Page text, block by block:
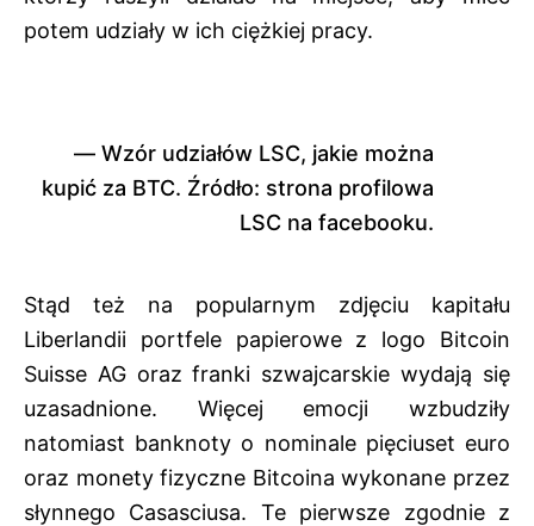
potem udziały w ich ciężkiej pracy.
Wzór udziałów LSC, jakie można
kupić za BTC. Źródło: strona profilowa
LSC na facebooku.
Stąd też na popularnym zdjęciu kapitału
Liberlandii portfele papierowe z logo Bitcoin
Suisse AG oraz franki szwajcarskie wydają się
uzasadnione. Więcej emocji wzbudziły
natomiast banknoty o nominale pięciuset euro
oraz monety fizyczne Bitcoina wykonane przez
słynnego Casasciusa. Te pierwsze zgodnie z